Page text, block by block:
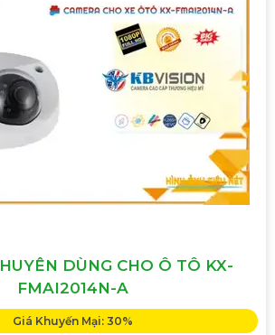
DÙNG CHO Ô TÔ KX-
FMAI2014N-A
Giá Khuyến Mại: 30%